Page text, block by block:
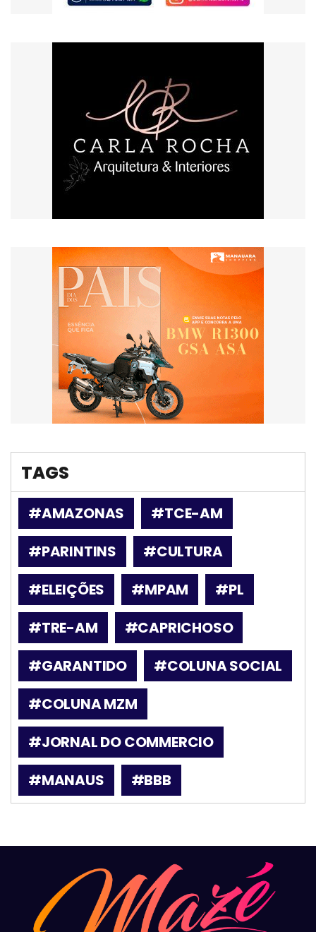
TAGS
#AMAZONAS
#TCE-AM
#PARINTINS
#CULTURA
#ELEIÇÕES
#MPAM
#PL
#TRE-AM
#CAPRICHOSO
#GARANTIDO
#COLUNA SOCIAL
#COLUNA MZM
#JORNAL DO COMMERCIO
#MANAUS
#BBB